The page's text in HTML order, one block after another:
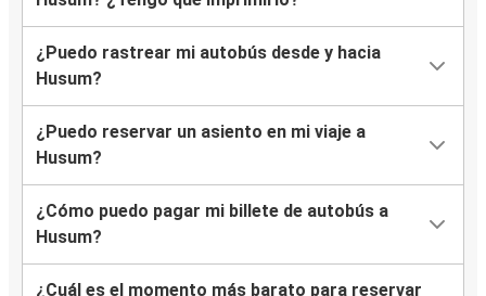
¿Puedo rastrear mi autobús desde y hacia
Husum?
¿Puedo reservar un asiento en mi viaje a
Husum?
¿Cómo puedo pagar mi billete de autobús a
Husum?
¿Cuál es el momento más barato para reservar